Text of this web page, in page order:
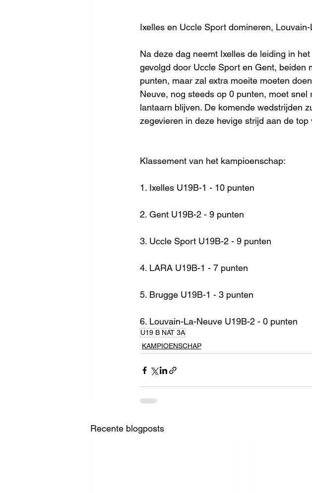
Ixelles en Uccle Sport domineren,
Na deze dag neemt Ixelles de leiding in
gevolgd door Uccle Sport en Gent, beiden
punten, maar zal extra moeite moeten
Neuve, nog steeds op 0 punten, moet
lantaarn blijven. De komende wedstrijden
zegevieren in deze hevige strijd aan de
Klassement van het kampioenschap:
1. Ixelles U19B-1 - 10 punten
2. Gent U19B-2 - 9 punten
3. Uccle Sport U19B-2 - 9 punten
4. LARA U19B-1 - 7 punten
5. Brugge U19B-1 - 3 punten
6. Louvain-La-Neuve U19B-2 - 0 punten
U19 B NAT 3A
KAMPIOENSCHAP
Recente blogposts